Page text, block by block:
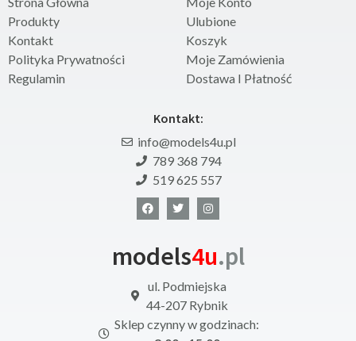
Produkty
Kontakt
Polityka Prywatności
Regulamin
Ulubione
Koszyk
Moje Zamówienia
Dostawa I Płatność
Kontakt:
info@models4u.pl
789 368 794
519 625 557
models4u.pl
ul. Podmiejska
44-207 Rybnik
Sklep czynny w godzinach: